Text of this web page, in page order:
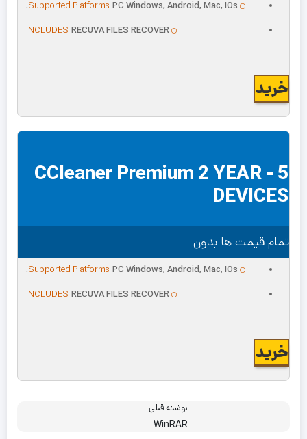
Supported Platforms PC Windows, Android, Mac, IOs.
INCLUDES RECUVA FILES RECOVER
خرید
CCleaner Premium 2 YEAR - 5
DEVICES
تمام قیمت ها بدون
Supported Platforms PC Windows, Android, Mac, IOs.
INCLUDES RECUVA FILES RECOVER
خرید
نوشته قبلی
WinRAR